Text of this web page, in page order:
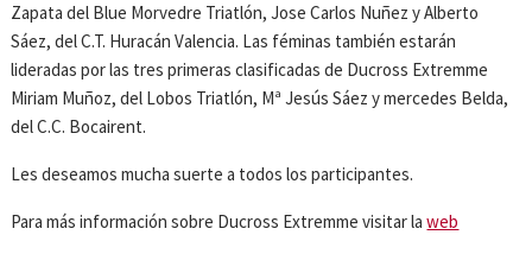
Zapata del Blue Morvedre Triatlón, Jose Carlos Nuñez y Alberto
Sáez, del C.T. Huracán Valencia. Las féminas también estarán
lideradas por las tres primeras clasificadas de Ducross Extremme
Miriam Muñoz, del Lobos Triatlón, Mª Jesús Sáez y mercedes Belda,
del C.C. Bocairent.
Les deseamos mucha suerte a todos los participantes.
Para más información sobre Ducross Extremme visitar laweb